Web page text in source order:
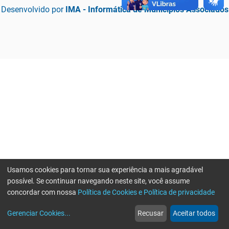
Desenvolvido por IMA - Informática de Municípios Associados
web
Notícias
more_horiz
Mais
Usamos cookies para tornar sua experiência a mais agradável
possível. Se continuar navegando neste site, você assume
concordar com nossa Política de Cookies e Política de privacidade
Gerenciar Cookies... Recusar Aceitar todos
Erro ao enviar informações, por favor tente novamente